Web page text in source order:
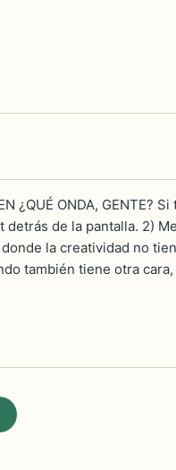
¿QUÉ ONDA, GENTE?
de la pantalla. 2)
la creatividad no
también tiene otra cara,